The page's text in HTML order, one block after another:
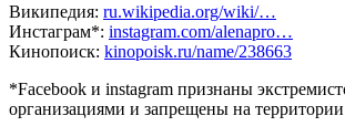
Википедия: ru.wikipedia.org/wiki/…
Инстаграм*: instagram.com/alenapro…
Кинопоиск: kinopoisk.ru/name/238663
*Facebook и instagram признаны
организациями и запрещены на